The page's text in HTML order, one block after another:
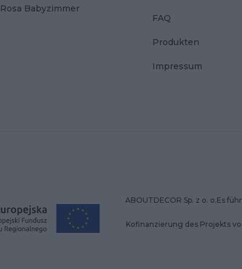
Rosa Babyzimmer
FAQ
Produkten
Impressum
ABOUTDECOR Sp. z o. o.Es
Kofinanzierung des Projekts